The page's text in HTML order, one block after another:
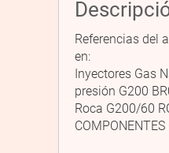
Referencias del
en:
Inyectores Gas
presión G200
Roca G200/60